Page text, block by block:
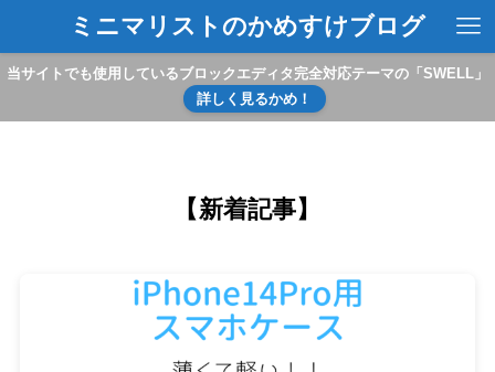
ミニマリストのかめすけブログ
当サイトでも使用しているブロックエディタ完全対応テーマの「SWELL」
詳しく見るかめ！
【新着記事】